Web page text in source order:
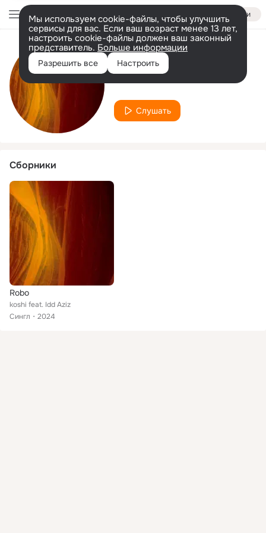
Войти
Мы используем cookie-файлы, чтобы улучшить
сервисы для вас. Если ваш возраст менее 13 лет,
настроить cookie-файлы должен ваш законный
представитель. Больше информации
Разрешить все Настроить
Исполнитель
koshi
Слушать
Сборники
Robo
koshi feat. Idd Aziz
Сингл
2024